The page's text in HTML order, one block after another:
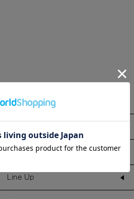
Information
Line Up